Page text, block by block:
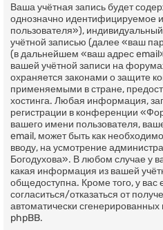
Ваша учётная запись будет
однозначно
пользователя»),
учётной записью (далее «ваш
(в дальнейшем «ваш адрес
вашей учётной записи на
охраняется законами о защите
применяемыми в стране,
хостинга. Любая информация,
регистрации в конференции
вашего имени пользователя,
email, может быть как
вводу, на усмотрение
Богодухова». В любом случае у
какая информация из вашей
общедоступна. Кроме того, у вас
согласиться/отказаться от
автоматически
phpBB.